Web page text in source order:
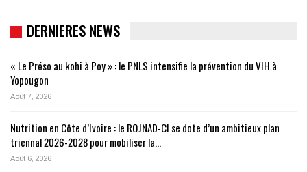
DERNIERES NEWS
« Le Préso au kohi à Poy » : le PNLS intensifie la prévention du VIH à
Yopougon
Août 7, 2026
Nutrition en Côte d’Ivoire : le ROJNAD-CI se dote d’un ambitieux plan
triennal 2026-2028 pour mobiliser la…
Août 6, 2026